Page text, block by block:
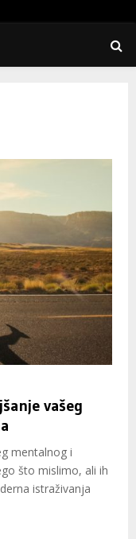
vašeg
mentalnog i
što mislimo, ali ih
istraživanja